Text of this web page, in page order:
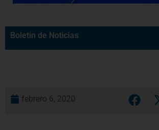
Boletín de Noticias
febrero 6, 2020